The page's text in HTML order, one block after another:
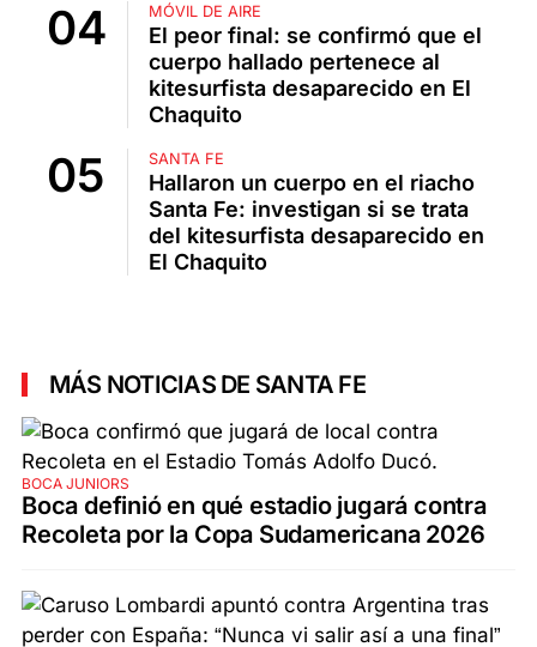
MÓVIL DE AIRE
El peor final: se confirmó que el
cuerpo hallado pertenece al
kitesurfista desaparecido en El
Chaquito
SANTA FE
Hallaron un cuerpo en el riacho
Santa Fe: investigan si se trata
del kitesurfista desaparecido en
El Chaquito
MÁS NOTICIAS DE SANTA FE
BOCA JUNIORS
Boca definió en qué estadio jugará contra
Recoleta por la Copa Sudamericana 2026